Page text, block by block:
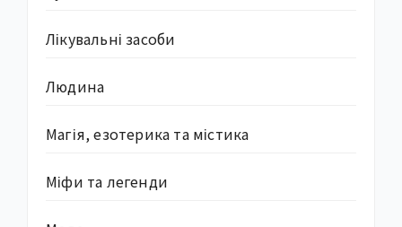
Лікувальні засоби
Людина
Магія, езотерика та містика
Міфи та легенди